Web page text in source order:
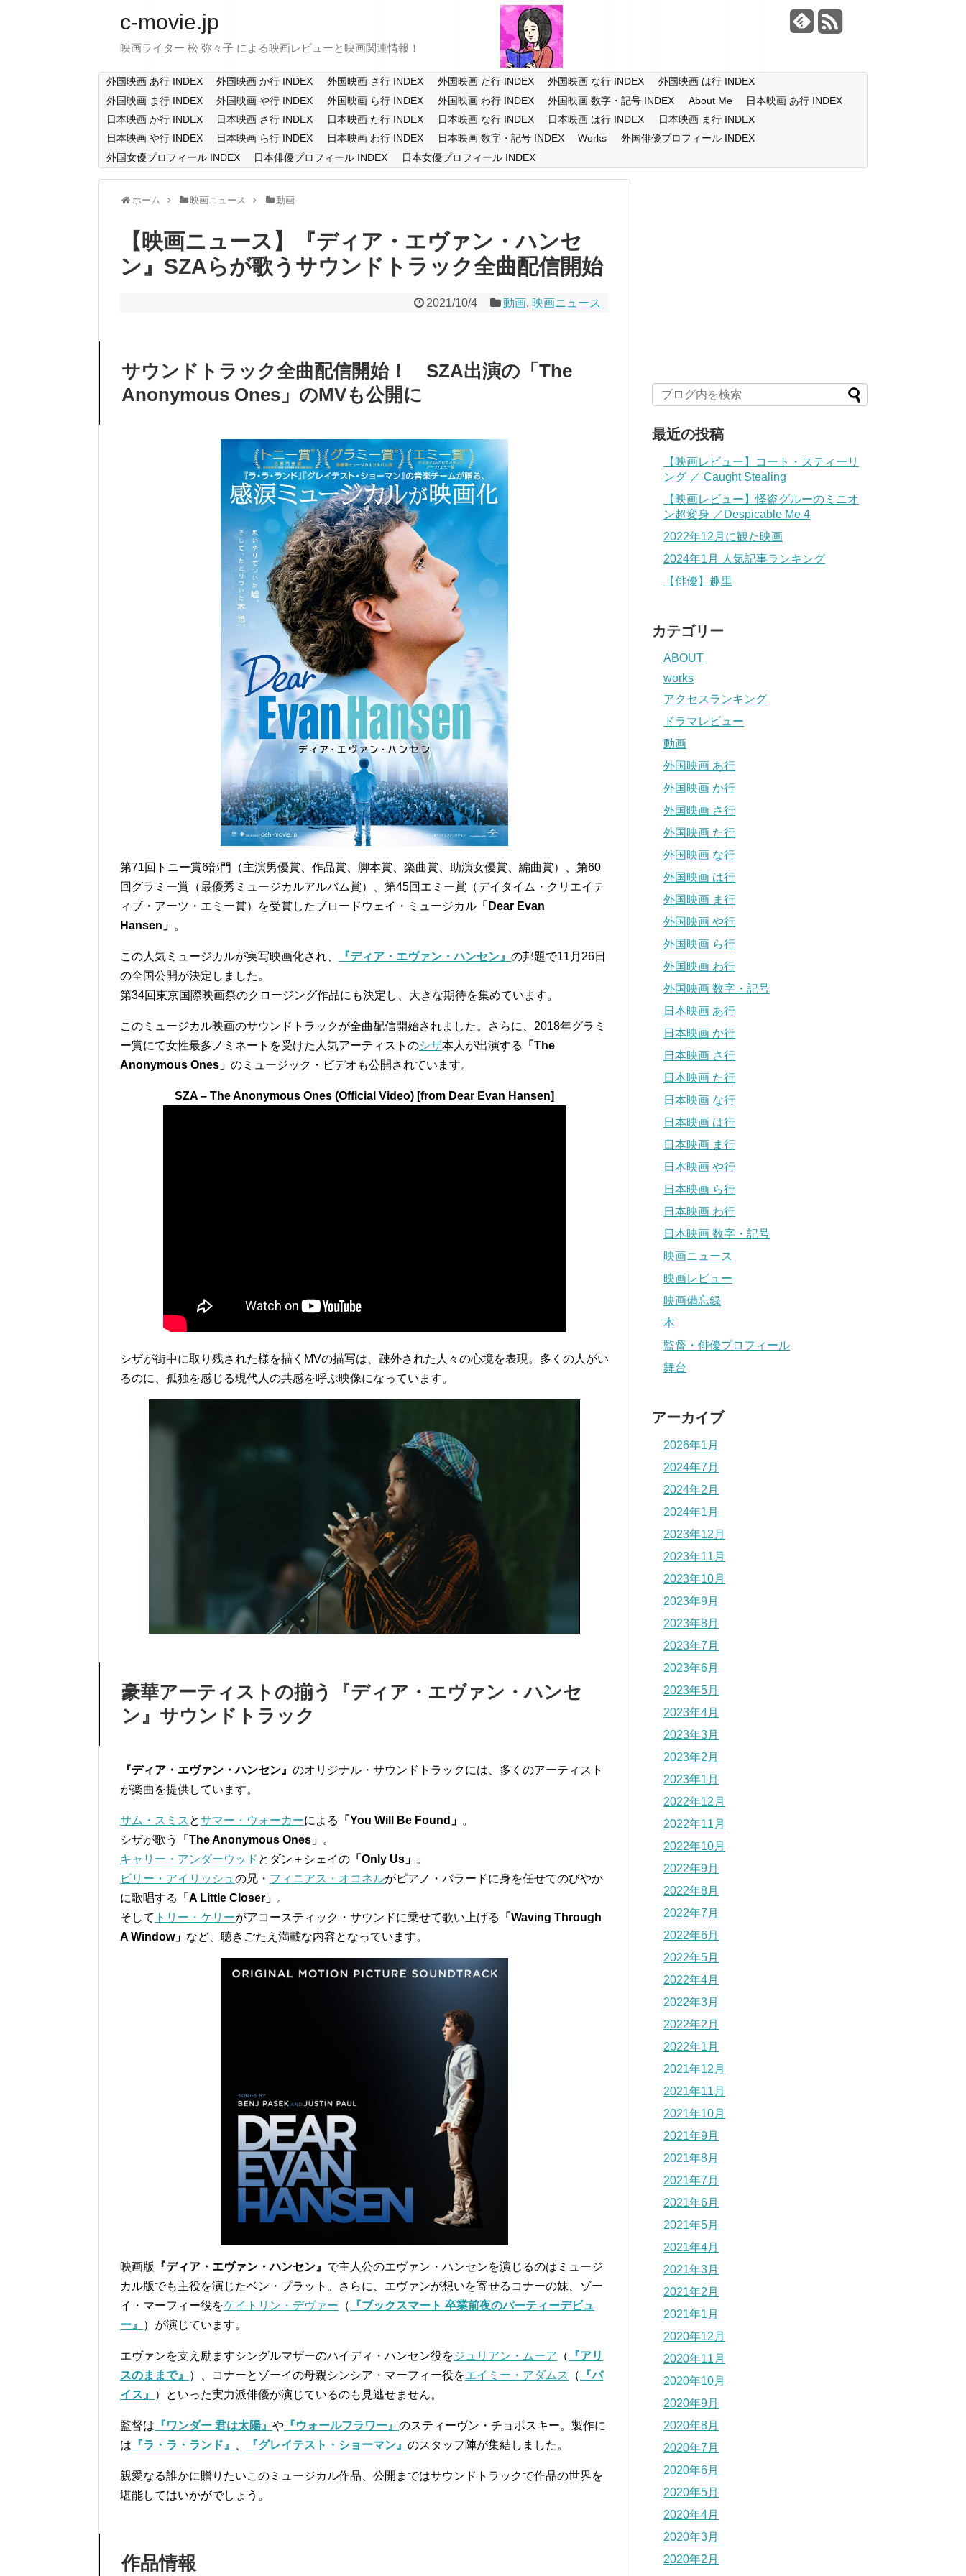
c-movie.jp
映画ライター 松 弥々子 による映画レビューと映画関連情報！
外国映画 あ行 INDEX 外国映画 か行 INDEX 外国映画 さ行 INDEX 外国映画 た行 INDEX 外国映画 な行 INDEX
外国映画 は行 INDEX
外国映画 ま行 INDEX
外国映画 や行 INDEX 外国映画 ら行 INDEX 外国映画 わ行 INDEX 外国映画 数字・記号 INDEX About Me
日本映画 あ行 INDEX
日本映画 か行 INDEX
日本映画 さ行 INDEX 日本映画 た行 INDEX 日本映画 な行 INDEX 日本映画 は行 INDEX
日本映画 ま行 INDEX
日本映画 や行 INDEX
日本映画 ら行 INDEX 日本映画 わ行 INDEX 日本映画 数字・記号 INDEX Works
外国俳優プロフィール INDEX
外国女優プロフィール INDEX
日本俳優プロフィール INDEX 日本女優プロフィール INDEX
ホーム 映画ニュース 動画
【映画ニュース】『ディア・エヴァン・ハンセ
ン』SZAらが歌うサウンドトラック全曲配信開始
2021/10/4 動画, 映画ニュース
サウンドトラック全曲配信開始！ SZA出演の「The
Anonymous Ones」のMVも公開に
第71回トニー賞6部門（主演男優賞、作品賞、脚本賞、楽曲賞、助演女優賞、編曲賞）、第60
回グラミー賞（最優秀ミュージカルアルバム賞）、第45回エミー賞（デイタイム・クリエイテ
ィブ・アーツ・エミー賞）を受賞したブロードウェイ・ミュージカル 「Dear Evan
Hansen」 。
この人気ミュージカルが実写映画化され、 『ディア・エヴァン・ハンセン』 の邦題で11月26日
の全国公開が決定しました。
第34回東京国際映画祭のクロージング作品にも決定し、大きな期待を集めています。
このミュージカル映画のサウンドトラックが全曲配信開始されました。さらに、2018年グラミ
ー賞にて女性最多ノミネートを受けた人気アーティストのシザ本人が出演する
「The
Anonymous Ones」 のミュージック・ビデオも公開されています。
SZA – The Anonymous Ones (Official Video) [from Dear Evan Hansen]
シザが街中に取り残された様を描くMVの描写は、疎外された人々の心境を表現。多くの人がい
るのに、孤独を感じる現代人の共感を呼ぶ映像になっています。
豪華アーティストの揃う『ディア・エヴァン・ハンセ
ン』サウンドトラック
『ディア・エヴァン・ハンセン』 のオリジナル・サウンドトラックには、多くのアーティスト
が楽曲を提供しています。
サム・スミス とサマー・ウォーカーによる 「You Will Be Found」 。
シザが歌う
「The Anonymous Ones」 。
キャリー・アンダーウッド とダン＋シェイの 「Only Us」 。
ビリー・アイリッシュ の兄・ フィニアス・オコネルがピアノ・バラードに身を任せてのびやか
に歌唱する
「A Little Closer」 。
そして トリー・ケリーがアコースティック・サウンドに乗せて歌い上げる
「Waving Through
A Window」 など、聴きごたえ満載な内容となっています。
映画版 『ディア・エヴァン・ハンセン』 で主人公のエヴァン・ハンセンを演じるのはミュージ
カル版でも主役を演じたベン・プラット。さらに、エヴァンが想いを寄せるコナーの妹、ゾー
イ・マーフィー役をケイトリン・デヴァー （
『ブックスマート 卒業前夜のパーティーデビュ
ー』
）が演じています。
エヴァンを支え励ますシングルマザーのハイディ・ハンセン役をジュリアン・ムーア （
『アリ
スのままで』
）、コナーとゾーイの母親シンシア・マーフィー役をエイミー・アダムス （
『バ
イス』
）といった実力派俳優が演じているのも見逃せません。
監督は 『ワンダー 君は太陽』 や 『ウォールフラワー』 のスティーヴン・チョボスキー。製作に
は 『ラ・ラ・ランド』 『グレイテスト・ショーマン』 のスタッフ陣が集結しました。
親愛なる誰かに贈りたいこのミュージカル作品、公開まではサウンドトラックで作品の世界を
堪能してはいかがでしょう。
作品情報
最近の投稿
【映画レビュー】コート・スティーリ
ング ／ Caught Stealing
【映画レビュー】怪盗グルーのミニオ
ン超変身 ／Despicable Me 4
2022年12月に観た映画
2024年1月 人気記事ランキング
【俳優】趣里
カテゴリー
ABOUT
works
アクセスランキング
ドラマレビュー
動画
外国映画 あ行
外国映画 か行
外国映画 さ行
外国映画 た行
外国映画 な行
外国映画 は行
外国映画 ま行
外国映画 や行
外国映画 ら行
外国映画 わ行
外国映画 数字・記号
日本映画 あ行
日本映画 か行
日本映画 さ行
日本映画 た行
日本映画 な行
日本映画 は行
日本映画 ま行
日本映画 や行
日本映画 ら行
日本映画 わ行
日本映画 数字・記号
映画ニュース
映画レビュー
映画備忘録
本
監督・俳優プロフィール
舞台
アーカイブ
2026年1月
2024年7月
2024年2月
2024年1月
2023年12月
2023年11月
2023年10月
2023年9月
2023年8月
2023年7月
2023年6月
2023年5月
2023年4月
2023年3月
2023年2月
2023年1月
2022年12月
2022年11月
2022年10月
2022年9月
2022年8月
2022年7月
2022年6月
2022年5月
2022年4月
2022年3月
2022年2月
2022年1月
2021年12月
2021年11月
2021年10月
2021年9月
2021年8月
2021年7月
2021年6月
2021年5月
2021年4月
2021年3月
2021年2月
2021年1月
2020年12月
2020年11月
2020年10月
2020年9月
2020年8月
2020年7月
2020年6月
2020年5月
2020年4月
2020年3月
2020年2月